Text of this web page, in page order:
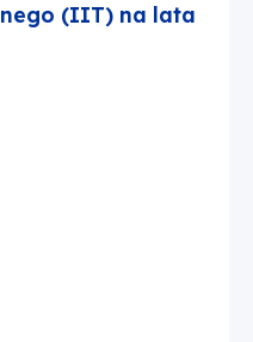
(IIT) na lata